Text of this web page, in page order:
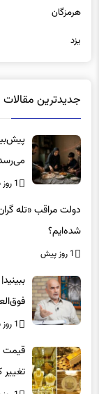
هرمزگان
یزد
جدیدترین مقالات
1 روز پیش
دولت مراقب «تله
شده‌ایم؟
1 روز پیش
1 روز پیش